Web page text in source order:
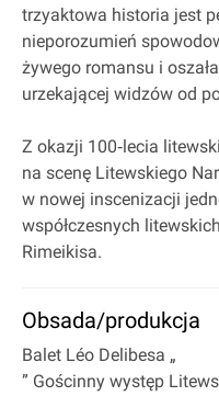
trzyaktowa historia jest
nieporozumień
żywego romansu i
urzekającej widzów od
Z okazji 100‐lecia
na scenę Litewskiego
w nowej inscenizacji
współczesnych
Rimeikisa.
Obsada/produkcja
Balet Léo Delibesa „
” Gościnny występ